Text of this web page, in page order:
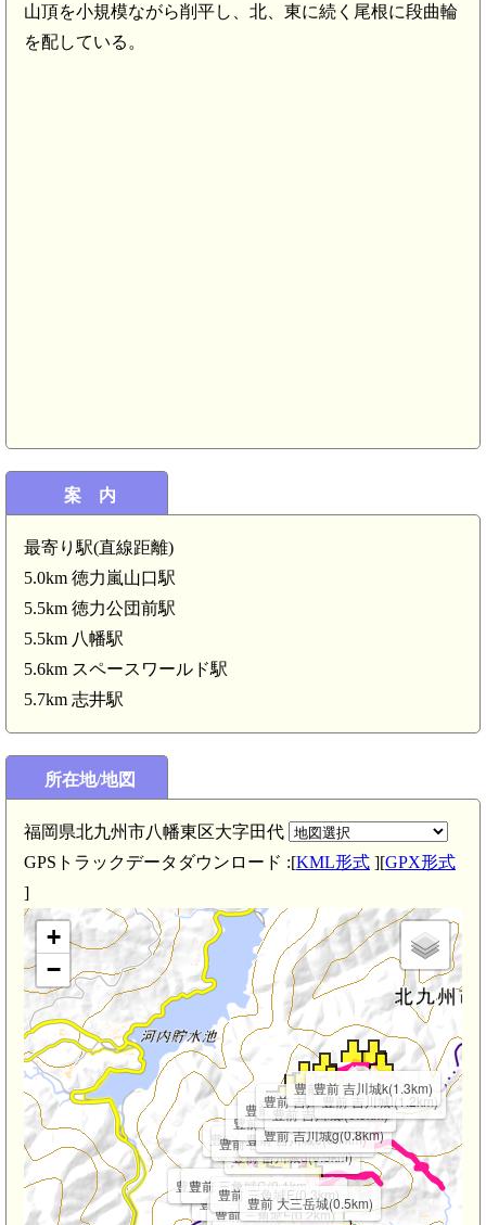
山頂を小規模ながら削平し、北、東に続く尾根に段曲輪
を配している。
案 内
最寄り駅(直線距離)
5.0km 徳力嵐山口駅
5.5km 徳力公団前駅
5.5km 八幡駅
5.6km スペースワールド駅
5.7km 志井駅
所在地/地図
福岡県北九州市八幡東区大字田代
GPSトラックデータダウンロード :[KML形式 ][GPX形式
]
八幡駅(5.5km)
豊前 三角城
豊前 三角城D(0.1km)
豊前 三角城B(0.1km)
豊前 三角城C(0.1km)
豊前 三角城F(0.2km)
豊前 三角城E(0.3km)
豊前 吉川城d(0.5km)
豊前 大三岳城(0.5km)
豊前 吉川城b(0.5km)
豊前 吉川城c(0.5km)
豊前 吉川城e(0.7km)
豊前 吉川城(0.7km)
豊前 吉川城g(0.8km)
豊前 吉川城f(0.8km)
豊前 吉川城i(0.9km)
豊前 吉川城h(0.9km)
豊前 吉川城j(1.2km)
豊前 吉川城l(1.2km)
豊前 吉川城k(1.3km)
+
−